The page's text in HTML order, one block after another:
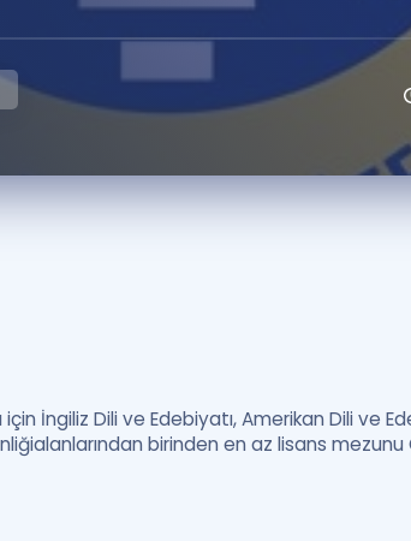
İngilizce
İngilizce
için İngiliz Dili ve Edebiyatı, Amerikan Dili ve
birinden en az lisans